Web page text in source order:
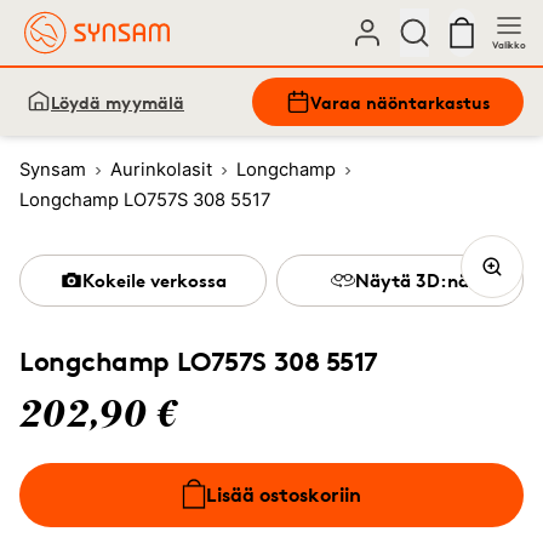
Valikko
Löydä myymälä Varaa näöntarkastus
Synsam Aurinkolasit
Longchamp
Longchamp LO757S 308 5517
Longchamp LO757S 308 5517
202,90 €
Lisää ostoskoriin
Kokeile verkossa Näytä 3D:nä